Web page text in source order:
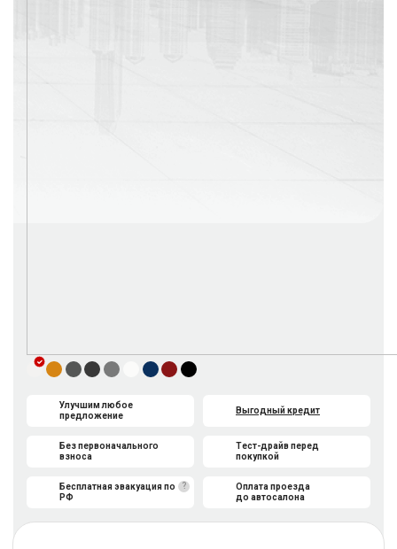
Улучшим любое
предложение
Без первоначального
взноса
Выгодный кредит
Тест-драйв перед
покупкой
?
Бесплатная эвакуация по
РФ
Оплата проезда
до автосалона